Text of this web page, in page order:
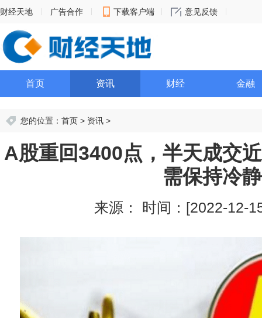
财经天地 广告合作 下载客户端 意见反馈
首页 资讯 财经 金融
您的位置： 首页 > 资讯 >
A股重回3400点，半天成交
需保持冷静
来源： 时间：[2022-12-